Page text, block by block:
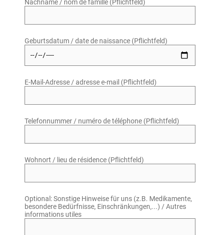
Nachname / nom de famille (Pflichtfeld)
Geburtsdatum / date de naissance (Pflichtfeld)
E-Mail-Adresse / adresse e-mail (Pflichtfeld)
Telefonnummer / numéro de téléphone (Pflichtfeld)
Wohnort / lieu de résidence (Pflichtfeld)
Optional: Sonstige Hinweise für uns (z.B. Medikamente,
besondere Bedürfnisse, Einschränkungen,...) / Autres
informations utiles